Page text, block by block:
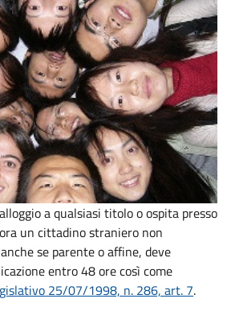
a qualsiasi titolo o ospita presso
un cittadino straniero non
se parente o affine, deve
entro 48 ore così come
25/07/1998, n. 286, art. 7.